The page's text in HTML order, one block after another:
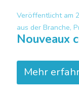
Veröffentlicht am
aus der Branche,
Nouveaux
Mehr